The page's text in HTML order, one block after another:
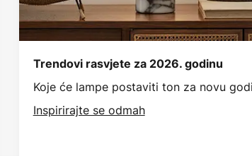
Trendovi rasvjete za 2026. godinu
Koje će lampe postaviti ton za novu
Inspirirajte se odmah